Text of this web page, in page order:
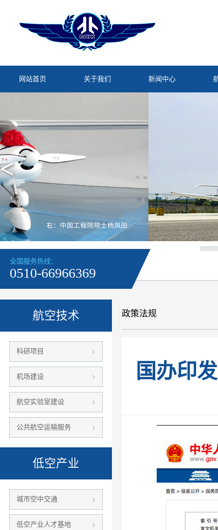
网站首页 关于我们 新闻中心
<
全国服务热线：
0510-66966369
航空技术
科研项目
机场建设
航空实验室建设
公共航空运输服务
低空产业
城市空中交通
低空产业人才基地
政策法规
国办印